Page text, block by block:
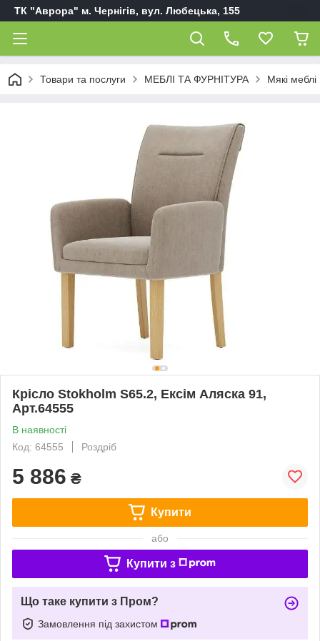
ТК "Аврора" м. Чернігів, вул. Любецька, 155
Товари та послуги МЕБЛІ ТА ФУРНІТУРА Мякі меблі
Крісло Stokholm S65.2, Ексім Аляска 91,
Арт.64555
В наявності
Код: 64555
Роздріб
5 886 ₴
Купити
або
Купити з
Що таке купити з Пром?
Замовлення під захистом